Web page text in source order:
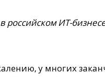
российском ИТ-
у многих